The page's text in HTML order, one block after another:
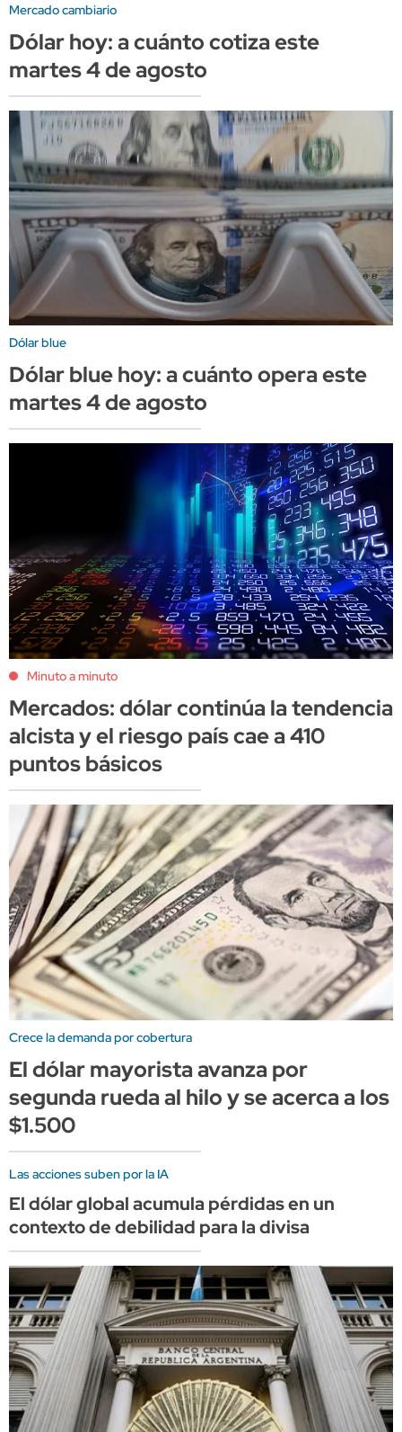
Mercado cambiario
Dólar hoy: a cuánto cotiza este
martes 4 de agosto
Dólar blue
Dólar blue hoy: a cuánto opera este
martes 4 de agosto
Minuto a minuto
Mercados: dólar continúa la tendencia
alcista y el riesgo país cae a 410
puntos básicos
Crece la demanda por cobertura
El dólar mayorista avanza por
segunda rueda al hilo y se acerca a los
$1.500
Las acciones suben por la IA
El dólar global acumula pérdidas en un
contexto de debilidad para la divisa